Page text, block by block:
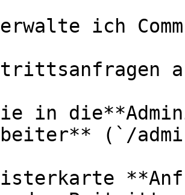
ich
in
(`/